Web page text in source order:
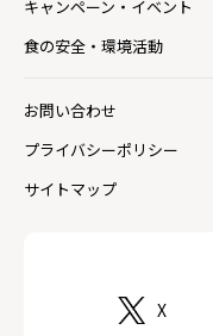
X
キャンペーン・イベント
食の安全・環境活動
お問い合わせ
プライバシーポリシー
サイトマップ